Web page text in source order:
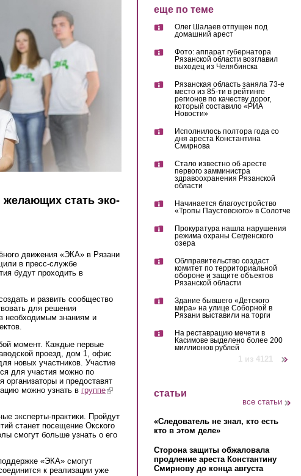
желающих стать эко-
движения «ЭКА» в Рязани
в пресс-службе
будут проходить в
и развить сообщество
для решения
необходимым знаниям и
момент. Каждые первые
проезд, дом 1, офис
новых участников. Участие
для участия можно по
организаторы и предоставят
можно узнать в группе(link is external)
эксперты-практики. Пройдут
станет посещение Окского
смогут больше узнать о его
«ЭКА» смогут
к реализации уже
еще по теме
Олег Шалаев отпущен под
домашний арест
Фото: аппарат губернатора
Рязанской области возглавил
выходец из Челябинска
Рязанская область заняла 73-е
место из 85-ти в рейтинге
регионов по качеству дорог,
который составило «РИА
Новости»
Исполнилось полтора года со
дня ареста Константина
Смирнова
Стало известно об аресте
первого замминистра
здравоохранения Рязанской
области
Начинается благоустройство
«Тропы Паустовского» в Солотче
Прокуратура нашла нарушения
режима охраны Сегденского
озера
Облправительство создаст
комитет по территориальной
обороне и защите объектов
Рязанской области
Здание бывшего «Детского
мира» на улице Соборной в
Рязани выставили на торги
На реставрацию мечети в
Касимове выделено более 200
миллионов рублей
1 из 4121
статьи
все статьи
«Следователь не знал, кто есть
кто в этом деле»
Сторона защиты обжаловала
продление ареста Константину
Смирнову до конца августа